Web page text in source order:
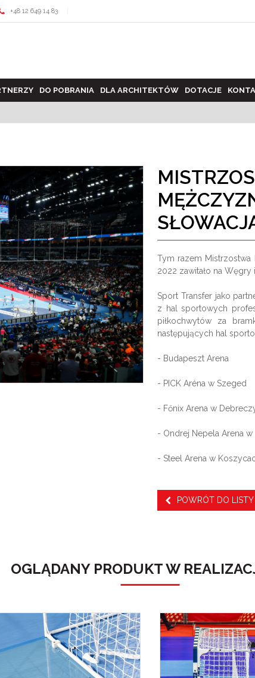
+48 12 649 14 83
DO POBRANIA DLA ARCHITEKTÓW DOTACJE
Tym razem Mistrzostwa
2022 zawitało na Węgry i
Sport Transfer jako
z hal sportowych
piłkochwytów za
następujących hal
- Budapeszt Arena
- PICK Aréna w Szeged
- Főnix Arena w
- Ondrej Nepela Arena w
- Steel Arena w
POWRÓT DO LISTY
OGLĄDANY PRODUKT W